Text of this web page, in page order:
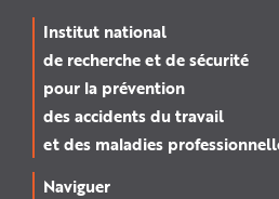
Institut national
de recherche et de sécurité
pour la prévention
des accidents du travail
et des maladies
Naviguer